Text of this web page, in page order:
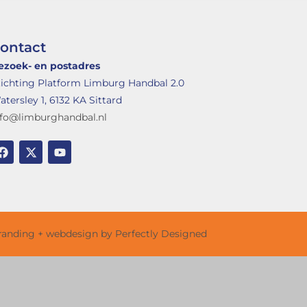
en postadres
Platform Limburg Handbal 2.0
1, 6132 KA Sittard
+ webdesign by Perfectly Designed